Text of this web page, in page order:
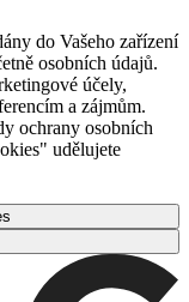
do Vašeho zařízení
osobních údajů.
účely,
a zájmům.
ochrany osobních
udělujete